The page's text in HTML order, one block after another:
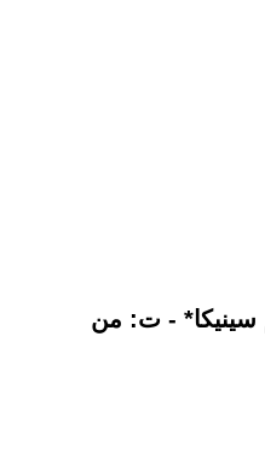
سينيكا* - ت: من